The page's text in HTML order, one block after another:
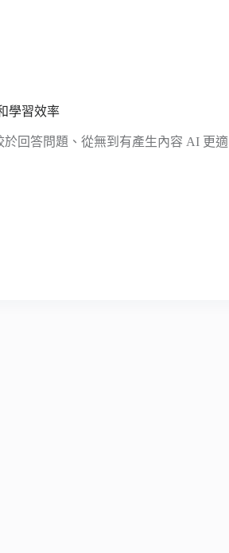
學習效率
於回答問題、從無到有產生內容 AI 更適